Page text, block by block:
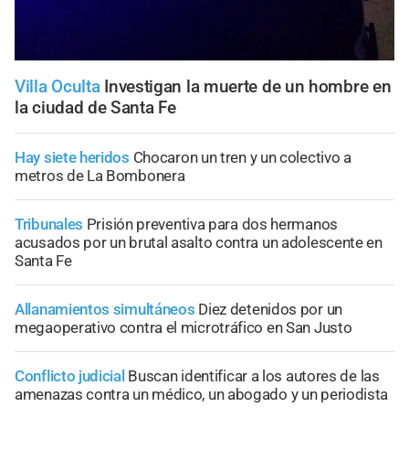
Villa Oculta Investigan la muerte de un hombre en
la ciudad de Santa Fe
Hay siete heridos Chocaron un tren y un colectivo a
metros de La Bombonera
Tribunales Prisión preventiva para dos hermanos
acusados por un brutal asalto contra un adolescente en
Santa Fe
Allanamientos simultáneos Diez detenidos por un
megaoperativo contra el microtráfico en San Justo
Conflicto judicial Buscan identificar a los autores de las
amenazas contra un médico, un abogado y un periodista